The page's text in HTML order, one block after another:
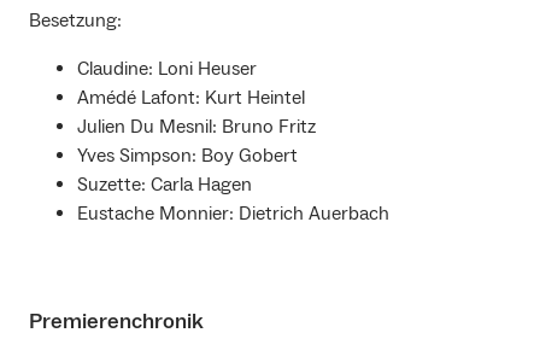
Besetzung:
Claudine: Loni Heuser
Amédé Lafont: Kurt Heintel
Julien Du Mesnil: Bruno Fritz
Yves Simpson: Boy Gobert
Suzette: Carla Hagen
Eustache Monnier: Dietrich Auerbach
Premierenchronik